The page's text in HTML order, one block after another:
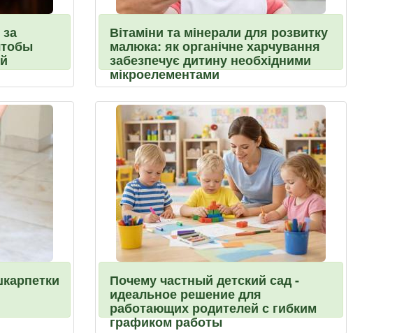
Вітаміни та мінерали для розвитку
малюка: як органічне харчування
забезпечує дитину необхідними
мікроелементами
Почему частный детский сад -
идеальное решение для
работающих родителей с гибким
графиком работы